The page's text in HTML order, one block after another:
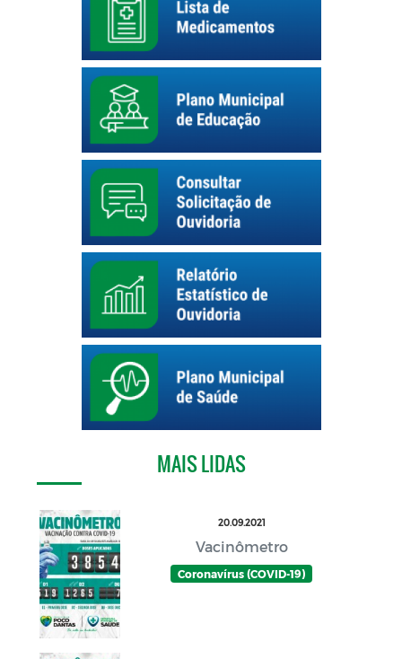
MAIS LIDAS
20.09.2021
Vacinômetro
Coronavírus (COVID-19)